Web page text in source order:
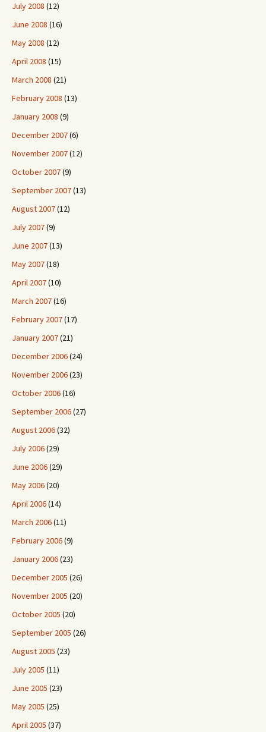
July 2008 (12)
June 2008 (16)
May 2008 (12)
April 2008 (15)
March 2008 (21)
February 2008 (13)
January 2008 (9)
December 2007(6)
November 2007(12)
October 2007(9)
September 2007(13)
August 2007(12)
July 2007(9)
June 2007(13)
May 2007(18)
April 2007(10)
March 2007(16)
February 2007(17)
January 2007(21)
December 2006(24)
November 2006(23)
October 2006(16)
September 2006(27)
August 2006(32)
July 2006(29)
June 2006(29)
May 2006(20)
April 2006(14)
March 2006(11)
February 2006(9)
January 2006(23)
December 2005 (26)
November 2005 (20)
October 2005 (20)
September 2005 (26)
August 2005 (23)
July 2005 (11)
June 2005 (23)
May 2005 (25)
April 2005 (37)